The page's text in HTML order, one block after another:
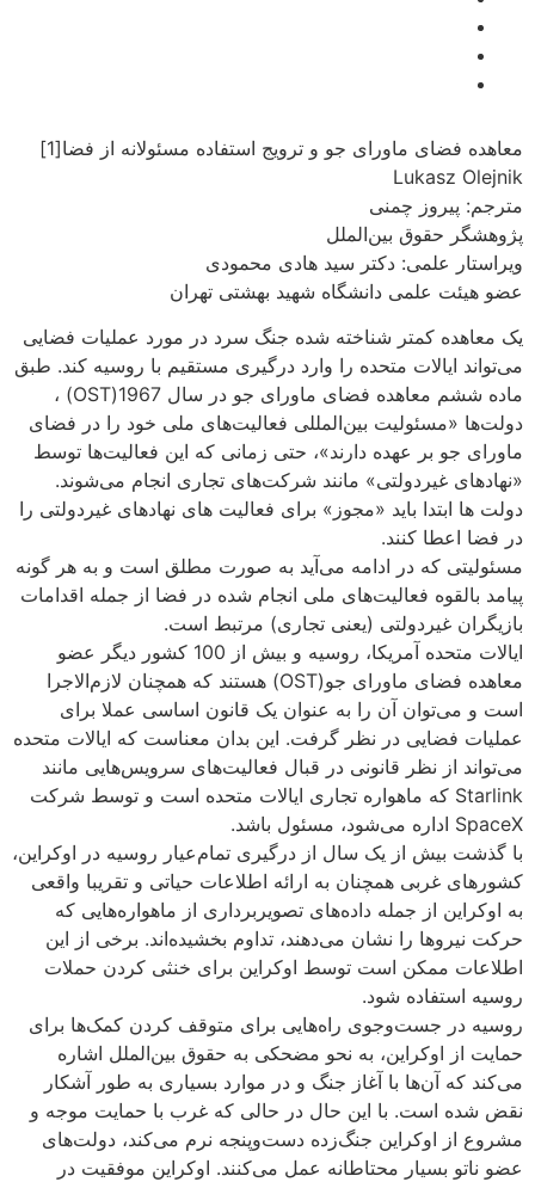
معاهده فضای ماورای جو و ترویج استفاده مسئولانه از فضا[1]
Lukasz Olejnik
مترجم: پیروز چمنی
پژوهشگر حقوق بین‌الملل
ویراستار علمی: دکتر سید هادی محمودی
عضو هیئت علمی دانشگاه شهید بهشتی تهران
یک معاهده کمتر شناخته شده جنگ سرد در مورد عملیات فضایی
می‌تواند ایالات متحده را وارد درگیری مستقیم با روسیه کند. طبق
ماده ششم معاهده فضای ماورای جو در سال 1967(OST) ،
دولت‌ها «مسئولیت بین‌المللی فعالیت‌های ملی خود را در فضای
ماورای جو بر عهده دارند»، حتی زمانی که این فعالیت‌ها توسط
«نهادهای غیردولتی» مانند شرکت‌های تجاری انجام می‌شوند.
دولت ها ابتدا باید «مجوز» برای فعالیت های نهادهای غیردولتی را
در فضا اعطا کنند.
مسئولیتی که در ادامه می‌آید به صورت مطلق است و به هر گونه
پیامد بالقوه فعالیت‌های ملی انجام شده در فضا از جمله اقدامات
بازیگران غیردولتی (یعنی تجاری) مرتبط است.
ایالات متحده آمریکا، روسیه و بیش از 100 کشور دیگر عضو
معاهده فضای ماورای جو(OST) هستند که همچنان لازم‌الاجرا
است و می‌توان آن را به عنوان یک قانون اساسی عملا برای
عملیات فضایی در نظر گرفت. این بدان معناست که ایالات متحده
می‌تواند از نظر قانونی در قبال فعالیت‌های سرویس‌هایی مانند
Starlink که ماهواره تجاری ایالات متحده است و توسط شرکت
SpaceX اداره می‌شود، مسئول باشد.
با گذشت بیش از یک سال از درگیری تمام‌‌عیار روسیه در اوکراین،
کشورهای غربی همچنان به ارائه اطلاعات حیاتی و تقریبا واقعی
به اوکراین از جمله داده‌های تصویربرداری از ماهواره‌هایی که
حرکت نیروها را نشان می‌دهند، تداوم بخشیده‌اند. برخی از این
اطلاعات ممکن است توسط اوکراین برای خنثی کردن حملات
روسیه استفاده شود.
روسیه در جست‌وجوی راه‌هایی برای متوقف کردن کمک‌ها برای
حمایت از اوکراین، به نحو مضحکی به حقوق بین‌الملل اشاره
می‌کند که آن‌ها با آغاز جنگ و در موارد بسیاری به طور آشکار
نقض شده است. با این حال در حالی که غرب با حمایت موجه و
مشروع از اوکراین جنگ‌زده دست‌وپنجه نرم می‌کند، دولت‌های
عضو ناتو بسیار محتاطانه عمل می‌کنند. اوکراین موفقیت در